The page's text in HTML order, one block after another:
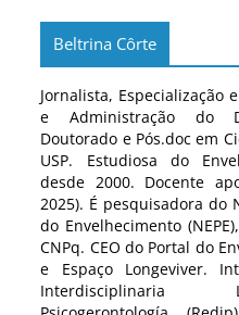
Beltrina Côrte
Jornalista, Especialização
e Administração do
Doutorado e Pós.doc em
USP. Estudiosa do
desde 2000. Docente
2025). É pesquisadora do
do Envelhecimento
CNPq. CEO do Portal do
e Espaço Longeviver.
Interdisciplinaria